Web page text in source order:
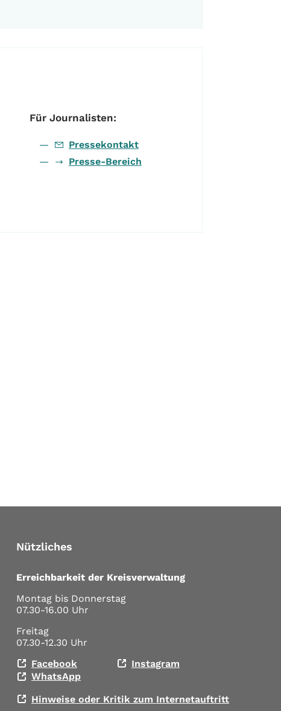
Für Journalisten:
Pressekontakt
Presse-Bereich
Nützliches
Erreichbarkeit der Kreisverwaltung
Montag bis Donnerstag
07.30-16.00 Uhr
Freitag
07.30-12.30 Uhr
Facebook
Instagram
WhatsApp
Hinweise oder Kritik zum Internetauftritt